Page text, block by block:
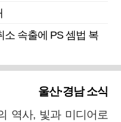
속출에 PS 셈법 복
울산·경남 소식
역사, 빛과 미디어로